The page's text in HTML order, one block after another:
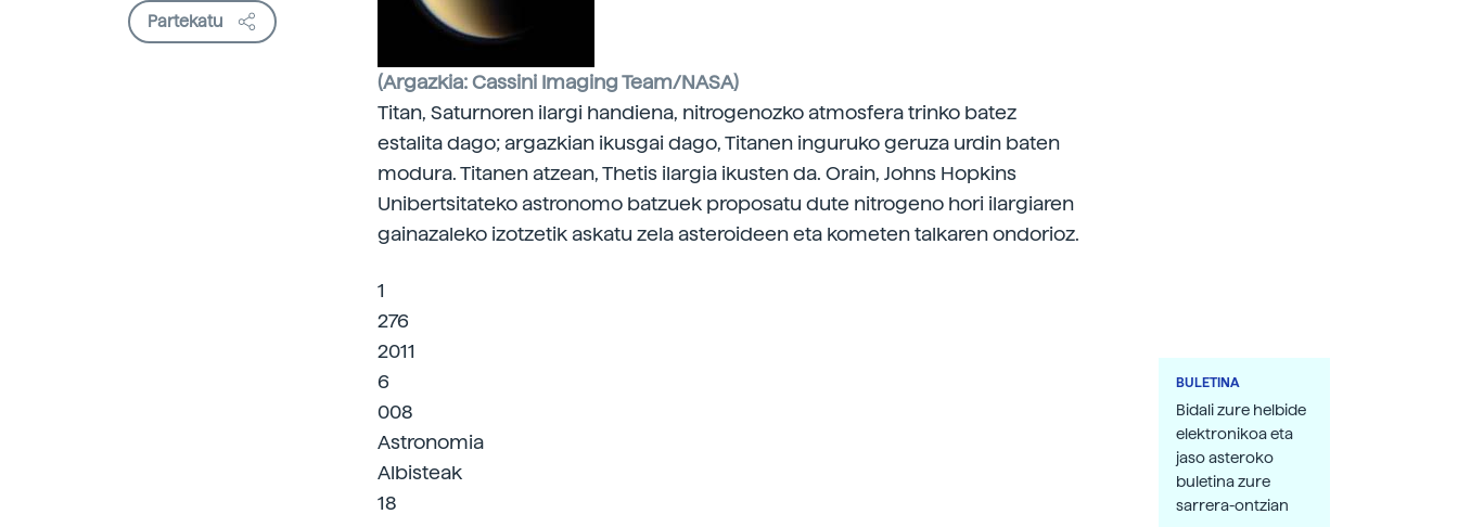
Partekatu
(Argazkia: Cassini Imaging Team/NASA)
Titan, Saturnoren ilargi handiena, nitrogenozko atmosfera trinko batez
estalita dago; argazkian ikusgai dago, Titanen inguruko geruza urdin baten
modura. Titanen atzean, Thetis ilargia ikusten da. Orain, Johns Hopkins
Unibertsitateko astronomo batzuek proposatu dute nitrogeno hori ilargiaren
gainazaleko izotzetik askatu zela asteroideen eta kometen talkaren ondorioz.
1
276
2011
6
008
Astronomia
Albisteak
18
BULETINA
Bidali zure helbide
elektronikoa eta
jaso asteroko
buletina zure
sarrera-ontzian